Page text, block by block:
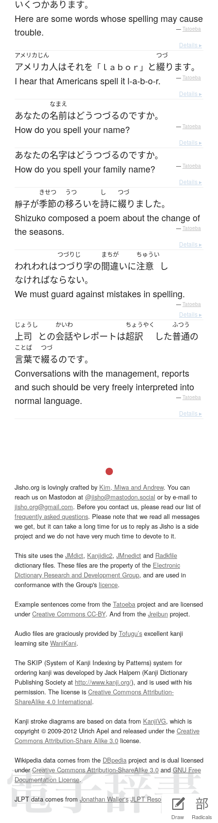
Draw Radicals
いくつかあります。
Here are some words whose spelling may cause
trouble.
— Tatoeba
Details ▸
アメリカじん
アメリカ人はそれを 「ｌａｂｏｒ」 と
つづ
綴ります。
I hear that Americans spell it l-a-b-o-r. — Tatoeba
Details ▸
あなたの
なまえ
名前はどうつづるのですか。
How do you spell your name? — Tatoeba
Details ▸
あなたの名字はどうつづるのですか。
How do you spell your family name? — Tatoeba
Details ▸
靜子が
きせつ
季節の
うつ
移ろいを
し
詩に
つづ
綴りました。
Shizuko composed a poem about the change of
the seasons.
— Tatoeba
Details ▸
われわれは
つづりじ
つづり字の
まちが
間違いに
ちゅうい
注意
し
なければならない。
We must guard against mistakes in spelling.
— Tatoeba
Details ▸
じょうし
上司 との
かいわ
会話や レポート は
ちょうやく
超訳 した
ふつう
普通の
ことば
言葉で
つづ
綴るのです。
Conversations with the management, reports
and such should be very freely interpreted into
normal language.
— Tatoeba
Details ▸
Jisho.org is lovingly crafted by Kim, Miwa and Andrew. You can
reach us on Mastodon at @jisho@mastodon.social or by e-mail to
jisho.org@gmail.com. Before you contact us, please read our list of
frequently asked questions. Please note that we read all messages
we get, but it can take a long time for us to reply as Jisho is a side
project and we do not have very much time to devote to it.
This site uses the JMdict, Kanjidic2, JMnedict and Radkfile
dictionary files. These files are the property of the Electronic
Dictionary Research and Development Group, and are used in
conformance with the Group's licence.
Example sentences come from the Tatoeba project and are licensed
underCreative Commons CC-BY. And from the Jreibun project.
Audio files are graciously provided by Tofugu’s excellent kanji
learning site WaniKani.
The SKIP (System of Kanji Indexing by Patterns) system for
ordering kanji was developed by Jack Halpern (Kanji Dictionary
Publishing Society at http://www.kanji.org/), and is used with his
permission. The license is Creative Commons Attribution-
ShareAlike 4.0 International.
Kanji stroke diagrams are based on data from KanjiVG, which is
copyright © 2009-2012 Ulrich Apel and released under the Creative
Commons Attribution-Share Alike 3.0 license.
Wikipedia data comes from the DBpedia project and is dual licensed
underCreative Commons Attribution-ShareAlike 3.0and GNU Free
Documentation License.
JLPT data comes from Jonathan Waller‘s JLPT Resourcespage.